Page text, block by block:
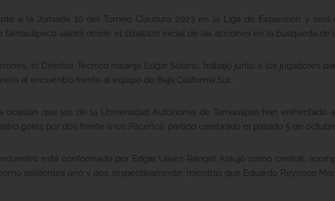
a la Jornada 10 del Torneo Clausura 2023 en la Liga de Expansión y
tamaulipeco saldrá desde el silbatazo inicial de las acciones en la búsqueda de
el Director Técnico naranja Edgar Solano, trabajó junto a los jugadores
al encuentro frente al equipo de Baja California Sur.
ocasión que los de la Universidad Autónoma de Tamaulipas han enfrentado
goles por dos frente a los Paceños, partido celebrado el pasado 5 de
está conformado por Edgar Ulises Rangel Araujo como central,
asistentes uno y dos, respectivamente, mientras que Eduardo Reynoso